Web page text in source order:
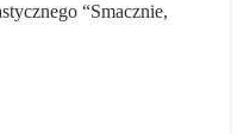
“Smacznie,